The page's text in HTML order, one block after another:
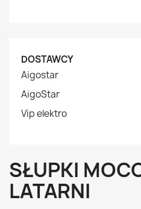
DOSTAWCY
Aigostar
AigoStar
Vip elektro
SŁUPKI
LATARNI